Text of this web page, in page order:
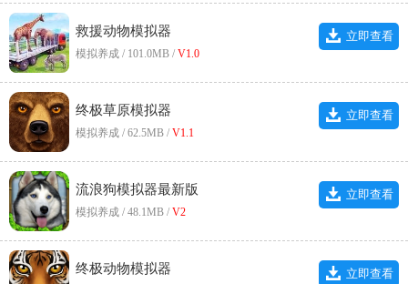
救援动物模拟器
模拟养成 / 101.0MB / V1.0
立即查看
终极草原模拟器
模拟养成 / 62.5MB / V1.1
立即查看
流浪狗模拟器最新版
模拟养成 / 48.1MB / V2
立即查看
终极动物模拟器 立即查看